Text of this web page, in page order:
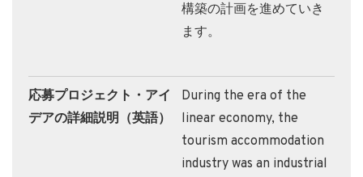
構築の計画を進めていき
ます。
応募プロジェクト・アイ
デアの詳細説明（英語）
During the era of the
linear economy, the
tourism accommodation
industry was an industrial